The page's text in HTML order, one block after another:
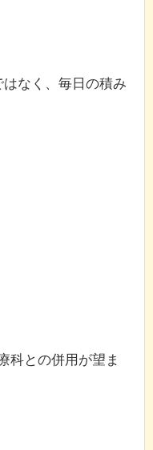
なく、毎日の積み
科との併用が望ま